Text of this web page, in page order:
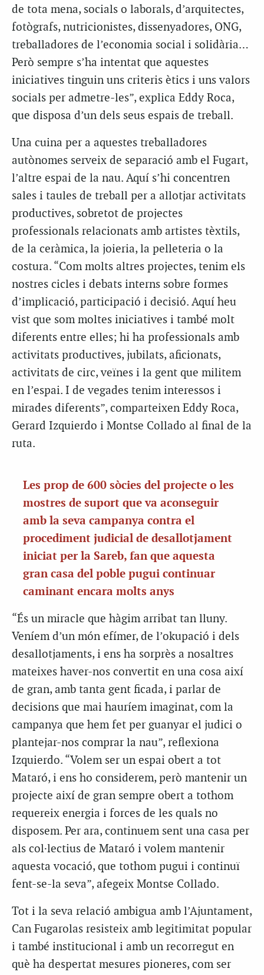
de tota mena, socials o laborals, d’arquitectes,
fotògrafs, nutricionistes, dissenyadores, ONG,
treballadores de l’economia social i solidària…
Però sempre s’ha intentat que aquestes
iniciatives tinguin uns criteris ètics i uns valors
socials per admetre-les”, explica Eddy Roca,
que disposa d’un dels seus espais de treball.
Una cuina per a aquestes treballadores
autònomes serveix de separació amb el Fugart,
l’altre espai de la nau. Aquí s’hi concentren
sales i taules de treball per a allotjar activitats
productives, sobretot de projectes
professionals relacionats amb artistes tèxtils,
de la ceràmica, la joieria, la pelleteria o la
costura. “Com molts altres projectes, tenim els
nostres cicles i debats interns sobre formes
d’implicació, participació i decisió. Aquí heu
vist que som moltes iniciatives i també molt
diferents entre elles; hi ha professionals amb
activitats productives, jubilats, aficionats,
activitats de circ, veïnes i la gent que militem
en l’espai. I de vegades tenim interessos i
mirades diferents”, comparteixen Eddy Roca,
Gerard Izquierdo i Montse Collado al final de la
ruta.
Les prop de 600 sòcies del projecte o les
mostres de suport que va aconseguir
amb la seva campanya contra el
procediment judicial de desallotjament
iniciat per la Sareb, fan que aquesta
gran casa del poble pugui continuar
caminant encara molts anys
“És un miracle que hàgim arribat tan lluny.
Veníem d’un món efímer, de l’okupació i dels
desallotjaments, i ens ha sorprès a nosaltres
mateixes haver-nos convertit en una cosa així
de gran, amb tanta gent ficada, i parlar de
decisions que mai hauríem imaginat, com la
campanya que hem fet per guanyar el judici o
plantejar-nos comprar la nau”, reflexiona
Izquierdo. “Volem ser un espai obert a tot
Mataró, i ens ho considerem, però mantenir un
projecte així de gran sempre obert a tothom
requereix energia i forces de les quals no
disposem. Per ara, continuem sent una casa per
als col·lectius de Mataró i volem mantenir
aquesta vocació, que tothom pugui i continuï
fent-se-la seva”, afegeix Montse Collado.
Tot i la seva relació ambigua amb l’Ajuntament,
Can Fugarolas resisteix amb legitimitat popular
i també institucional i amb un recorregut en
què ha despertat mesures pioneres, com ser